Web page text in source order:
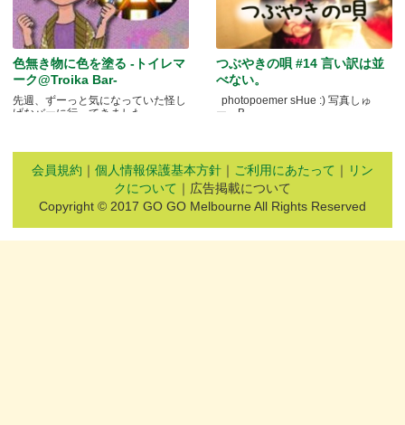
色無き物に色を塗る -トイレマ
ーク@Troika Bar-
先週、ずーっと気になっていた怪し
げなバーに行ってきました.....
つぶやきの唄 #14 言い訳は並
べない。
photopoemer sHue :) 写真しゅ
ー。B.....
会員規約 ｜ 個人情報保護基本方針 ｜ ご利用にあたって ｜ リン
クについて ｜広告掲載について
Copyright © 2017 GO GO Melbourne All Rights Reserved